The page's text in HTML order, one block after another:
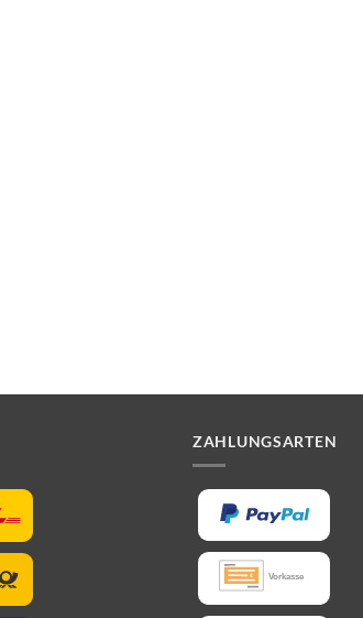
ZAHLUNGSARTEN